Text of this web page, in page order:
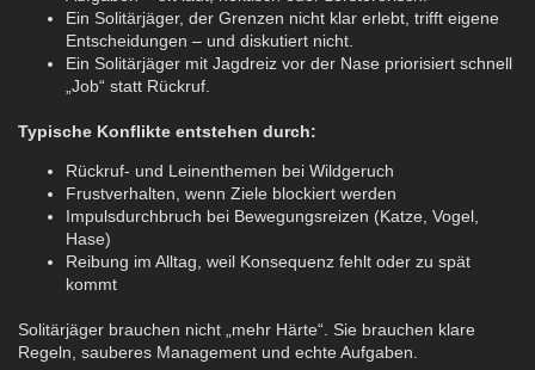
Ein Solitärjäger, der Grenzen nicht klar erlebt, trifft eigene
Entscheidungen – und diskutiert nicht.
Ein Solitärjäger mit Jagdreiz vor der Nase priorisiert schnell
„Job“ statt Rückruf.
Typische Konflikte entstehen durch:
Rückruf- und Leinenthemen bei Wildgeruch
Frustverhalten, wenn Ziele blockiert werden
Impulsdurchbruch bei Bewegungsreizen (Katze, Vogel,
Hase)
Reibung im Alltag, weil Konsequenz fehlt oder zu spät
kommt
Solitärjäger brauchen nicht „mehr Härte“. Sie brauchen klare
Regeln, sauberes Management und echte Aufgaben.